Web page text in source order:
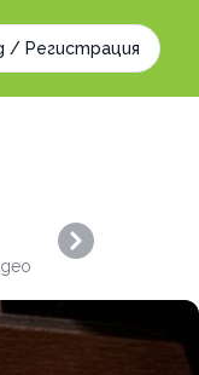
/ Регистрация
услуги
Next slide